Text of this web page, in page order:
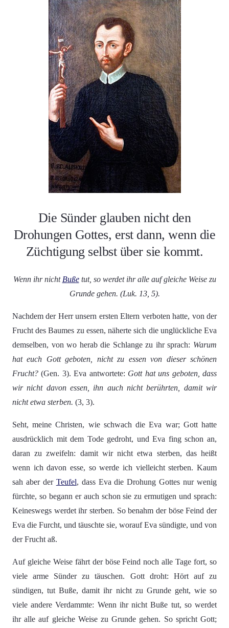
Die Sünder glauben nicht den
Drohungen Gottes, erst dann, wenn die
Züchtigung selbst über sie kommt.
Wenn ihr nicht Bußetut, so werdet ihr alle auf gleiche Weise zu
Grunde gehen. (Luk. 13, 5).
Nachdem der Herr unsern ersten Eltern verboten hatte, von der
Frucht des Baumes zu essen, näherte sich die unglückliche Eva
demselben, von wo herab die Schlange zu ihr sprach: Warum
hat euch Gott geboten, nicht zu essen von dieser schönen
Frucht? (Gen. 3). Eva antwortete: Gott hat uns geboten, dass
wir nicht davon essen, ihn auch nicht berührten, damit wir
nicht etwa sterben. (3, 3).
Seht, meine Christen, wie schwach die Eva war; Gott hatte
ausdrücklich mit dem Tode gedroht, und Eva fing schon an,
daran zu zweifeln: damit wir nicht etwa sterben, das heißt
wenn ich davon esse, so werde ich vielleicht sterben. Kaum
sah aber der Teufel, dass Eva die Drohung Gottes nur wenig
fürchte, so begann er auch schon sie zu ermutigen und sprach:
Keineswegs werdet ihr sterben. So benahm der böse Feind der
Eva die Furcht, und täuschte sie, worauf Eva sündigte, und von
der Frucht aß.
Auf gleiche Weise fährt der böse Feind noch alle Tage fort, so
viele arme Sünder zu täuschen. Gott droht: Hört auf zu
sündigen, tut Buße, damit ihr nicht zu Grunde geht, wie so
viele andere Verdammte: Wenn ihr nicht Buße tut, so werdet
ihr alle auf gleiche Weise zu Grunde gehen. So spricht Gott;